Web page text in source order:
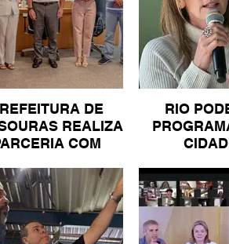
DE
REALIZA
COM
RIO